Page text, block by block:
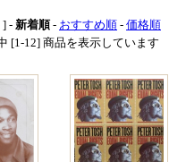
] -新着順- おすすめ順 - 価格順
[1-12] 商品を表示しています